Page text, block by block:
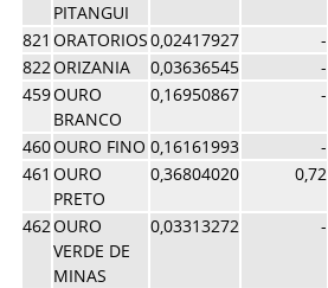
PITANGUI
821 ORATORIOS0,02417927 -
822ORIZANIA 0,03636545 -
459OURO
BRANCO
0,16950867 -
460OURO FINO 0,16161993 -
461 OURO
PRETO
0,36804020 0,72
462OURO
VERDE DE
MINAS
0,03313272 -